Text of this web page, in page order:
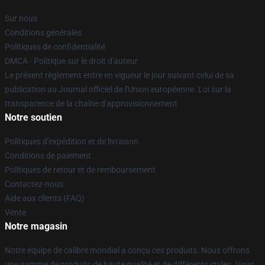
Sur nous
Conditions générales
Politiques de confidentialité
DMCA - Politique sur le droit d'auteur
Le présent règlement entre en vigueur le jour suivant celui de sa
publication au Journal officiel de l'Union européenne. Loi sur la
transparence de la chaîne d'approvisionnement
Notre soutien
Politiques d'expédition et de livraison
Conditions de paiement
Politiques de retour et de remboursement
Contactez-nous
Aide aux clients (FAQ)
Vente
Notre magasin
Notre équipe de calibre mondial a conçu ces produits. Nous offrons